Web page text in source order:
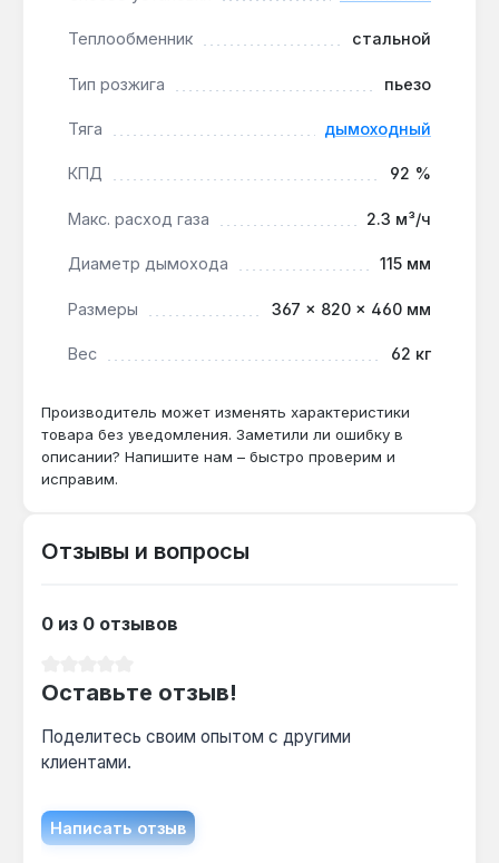
стабильная работа при колебаниях давления газа.
естественной циркуляцией?
циркуляционного насоса, что
подтверждается совместимостью с
атм.
Рекомендуется ежегодное обслуживание
для сохранения гарантии 3 года и срока
службы не менее 15 лет.
Гарантия 3 года, доставка по Украине.
Теплообменник стальной
Тип розжига пьезо
Тяга дымоходный
КПД 92 %
Макс. расход газа 2.3 м³/ч
Диаметр дымохода 115 мм
Размеры 367 × 820 × 460 мм
Вес 62 кг
Производитель может изменять характеристики
товара без уведомления. Заметили ли ошибку в
описании? Напишите нам – быстро проверим и
исправим.
Отзывы и вопросы
0 из 0 отзывов
Оставьте отзыв!
Поделитесь своим опытом с другими
клиентами.
Написать отзыв